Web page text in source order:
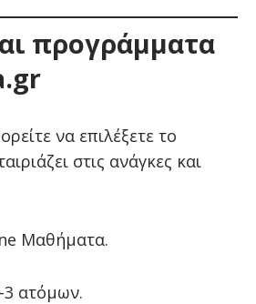
προγράμματα
να επιλέξετε το
στις ανάγκες και
Μαθήματα.
ατόμων.